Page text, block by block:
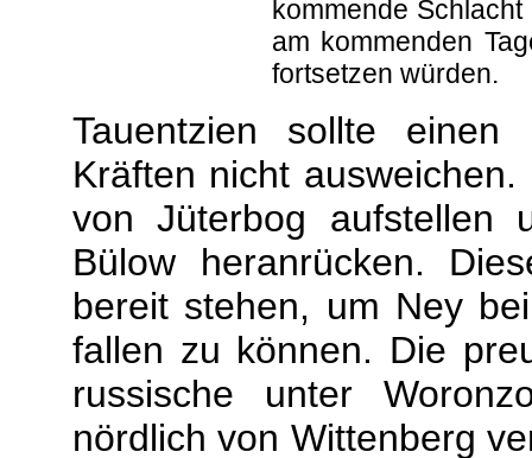
kommende
am kommenden
fortsetzen würden.
Tauentzien sollte einen
Kräften nicht
von Jüterbog aufstellen
Bülow heranrücken.
bereit stehen, um Ney
fallen zu können. Die
russische unter
nördlich von Wittenberg